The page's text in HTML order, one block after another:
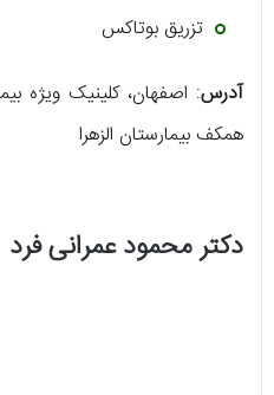
تزریق بوتاکس
آدرس: اصفهان، کلینیک ویژه
همکف بیمارستان الزهرا
دکتر محمود عمرانی فرد